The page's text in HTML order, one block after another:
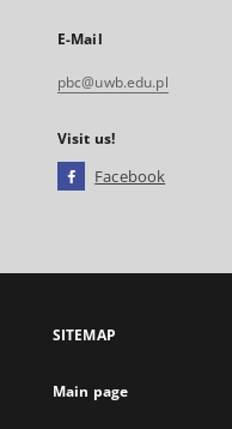
E-Mail
pbc@uwb.edu.pl
Visit us!
Facebook
open
new
SITEMAP
Main page